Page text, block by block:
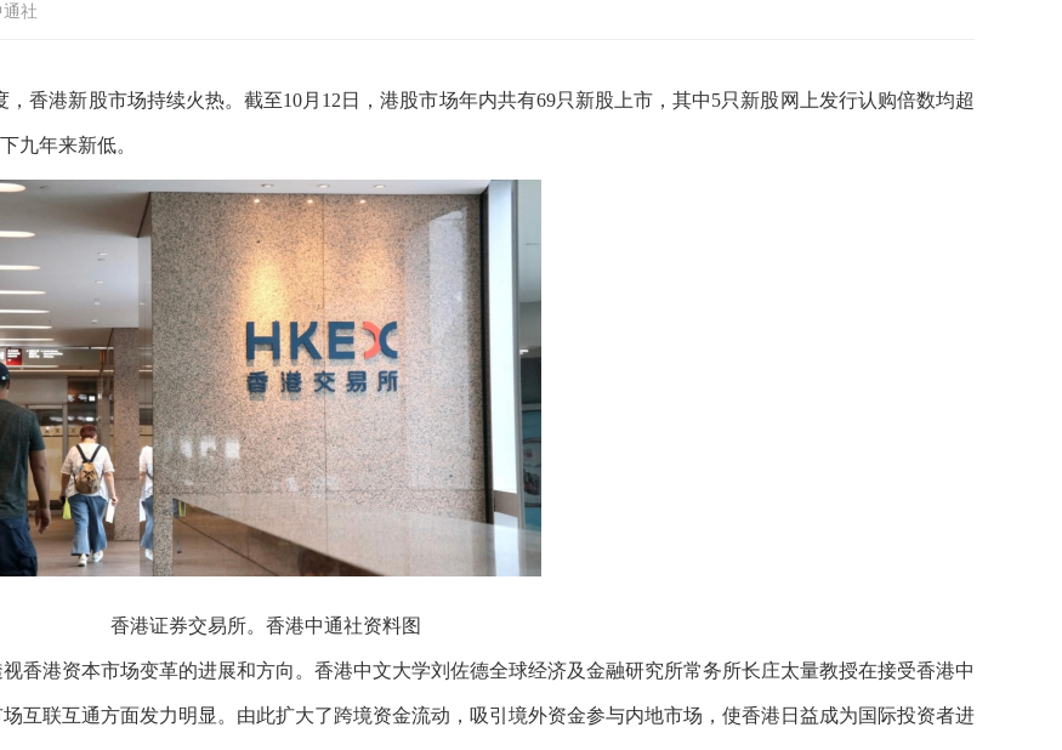
社
，香港新股市场持续火热。截至10月12日，港股市场年内共有69只新股上市，其中5只新股网上发行认购倍数均超
九年来新低。
香港证券交易所。香港中通社资料图
香港资本市场变革的进展和方向。香港中文大学刘佐德全球经济及金融研究所常务所长庄太量教授在接受香港中
互联互通方面发力明显。由此扩大了跨境资金流动，吸引境外资金参与内地市场，使香港日益成为国际投资者进